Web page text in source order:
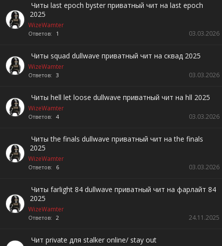
Читы last epoch byster приватный чит на last epoch
2025
WizeWamter
Ответов: 1 03.03.2026
Читы squad dullwave приватный чит на сквад 2025
WizeWamter
Ответов: 3 03.03.2026
Читы hell let loose dullwave приватный чит на hll 2025
WizeWamter
Ответов: 4 03.03.2026
Читы the finals dullwave приватный чит на the finals
2025
WizeWamter
Ответов: 6 03.03.2026
Читы farlight 84 dullwave приватный чит на фарлайт 84
2025
WizeWamter
Ответов: 2 24.11.2025
Чит private для stalker online/ stay out